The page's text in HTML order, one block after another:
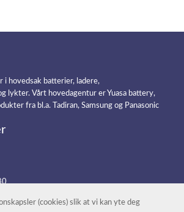
i hovedsak batterier, ladere,
lykter. Vårt hovedagentur er Yuasa battery,
fra bl.a. Tadiran, Samsung og Panasonic
(cookies) slik at vi kan yte deg